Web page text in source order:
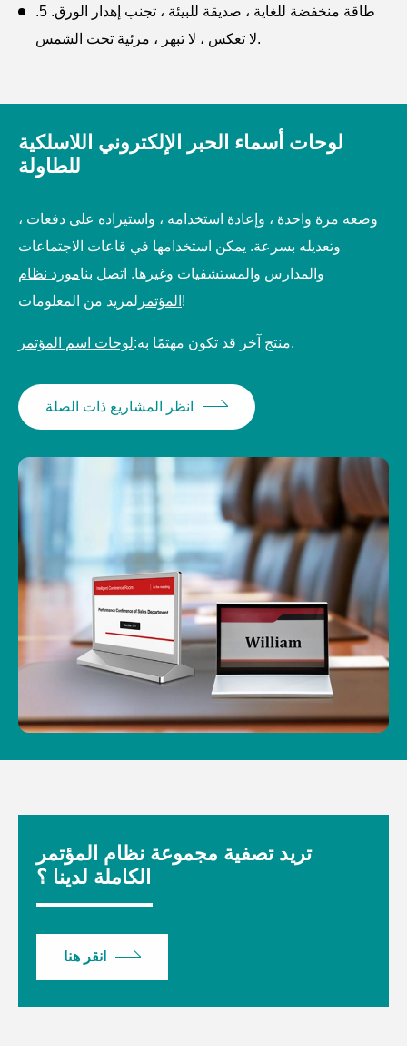
طاقة منخفضة للغاية ، صديقة للبيئة ، تجنب إهدار الورق. 5.
لا تعكس ، لا تبهر ، مرئية تحت الشمس.
لوحات أسماء الحبر الإلكتروني اللاسلكية
للطاولة
وضعه مرة واحدة ، وإعادة استخدامه ، واستيراده على دفعات ،
وتعديله بسرعة. يمكن استخدامها في قاعات الاجتماعات
والمدارس والمستشفيات وغيرها. اتصل بنامورد نظام
المؤتمر لمزيد من المعلومات!
منتج آخر قد تكون مهتمًا به:لوحات اسم المؤتمر .
انظر المشاريع ذات الصلة
تريد تصفية مجموعة نظام المؤتمر
الكاملة لدينا ؟
انقر هنا